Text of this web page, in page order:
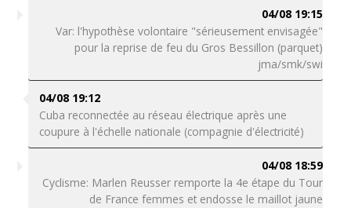
04/08 19:15
Var: l'hypothèse volontaire "sérieusement envisagée"
pour la reprise de feu du Gros Bessillon (parquet)
jma/smk/swi
04/08 19:12
Cuba reconnectée au réseau électrique après une
coupure à l'échelle nationale (compagnie d'électricité)
04/08 18:59
Cyclisme: Marlen Reusser remporte la 4e étape du Tour
de France femmes et endosse le maillot jaune